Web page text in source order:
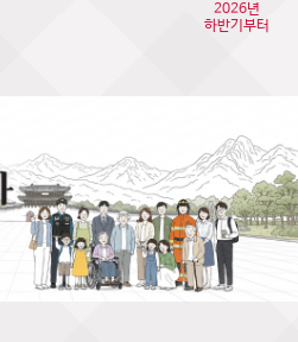
2026년
하반기부터